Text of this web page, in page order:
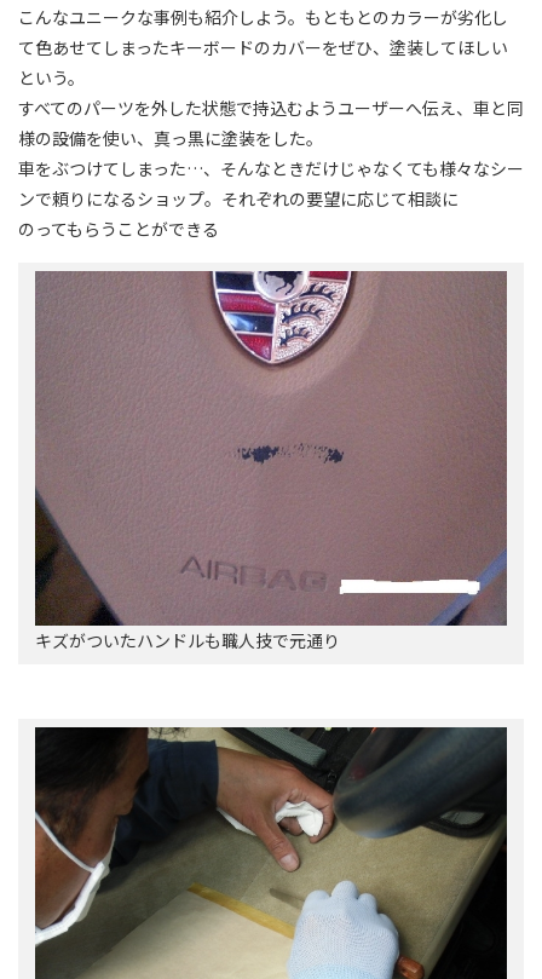
こんなユニークな事例も紹介しよう。もともとのカラーが劣化し
て色あせてしまったキーボードのカバーをぜひ、塗装してほしい
という。
すべてのパーツを外した状態で持込むようユーザーへ伝え、車と同
様の設備を使い、真っ黒に塗装をした。
車をぶつけてしまった…、そんなときだけじゃなくても様々なシー
ンで頼りになるショップ。それぞれの要望に応じて相談に
のってもらうことができる
キズがついたハンドルも職人技で元通り